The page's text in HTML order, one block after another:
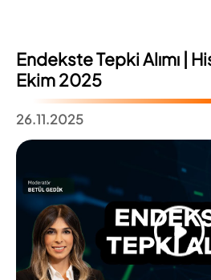
Endekste Tepki Alımı |
Ekim 2025
26.11.2025